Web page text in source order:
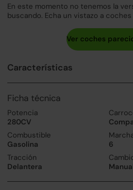
En este momento no tenemos la
buscando. Echa un vistazo a
Características
Ficha técnica
Potencia
280CV
Combustible
Gasolina
6
Tracción
Delantera